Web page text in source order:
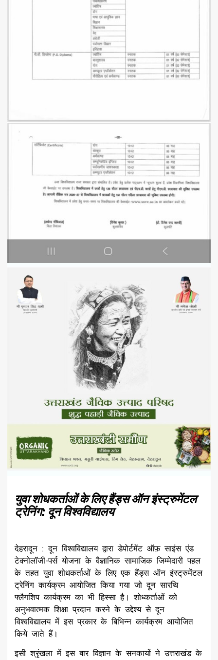
युवा शोधकर्ताओं के लिए हैंड्स ऑन इंस्ट्रुमेंटल
ट्रेनिंग: दून विश्वविद्यालय
देहरादून : दून विश्वविद्यालय द्वारा डेपोर्टमेंट ऑफ़ साइंस एंड
टेक्नोलॉजी-पर्स योजना के वैज्ञानिक सामाजिक जिम्मेदारी पहल
के तहत युवा शोधकर्ताओं के लिए एक हैंड्स ऑन इंस्ट्रुमेंटल
ट्रेनिंग कार्यक्रम आयोजित किया गया जो दून सारथि
फ्लैगशिप कार्यक्रम का भी हिस्सा है। शोध्कर्ताओं को
अनुभवात्मक शिक्षा प्रदान करने के उद्देश्य से दून
विश्वविद्यालय में इस प्रकार के बिभिन्न कार्यक्रम आयोजित
किये जाते हैं।
इसी श्रृंखला में इस बार विज्ञान के सनकायों ने उत्तराखंड के